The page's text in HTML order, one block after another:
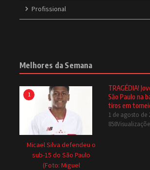
Profissional
Melhores da Semana
1
Micael Silva defendeu o
sub-15 do São Paulo
(Foto: Miguel
TRAGÉDIA!
São Paulo na
tiros em
1 de agosto de